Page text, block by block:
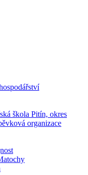
škola Pitín, okres
organizace